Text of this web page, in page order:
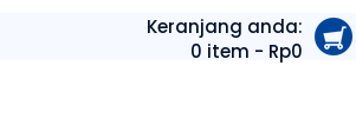
Keranjang anda:
0 item - Rp0